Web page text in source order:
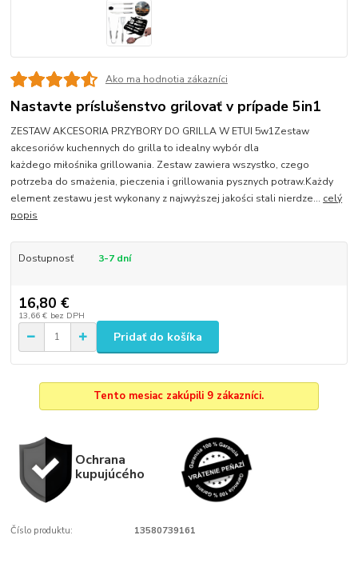
Ako ma hodnotia zákazníci
Nastavte príslušenstvo grilovať v prípade 5in1
ZESTAW AKCESORIA PRZYBORY DO GRILLA W ETUI 5w1Zestaw
akcesoriów kuchennych do grilla to idealny wybór dla
każdego miłośnika grillowania. Zestaw zawiera wszystko, czego
potrzeba do smażenia, pieczenia i grillowania pysznych potraw.Każdy
element zestawu jest wykonany z najwyższej jakości stali nierdze... celý
popis
Dostupnosť 3-7 dní
16,80 €
13,66 € bez DPH
Pridať do košíka
Tento mesiac zakúpili 9 zákazníci.
Ochrana
kupujúcého
Číslo produktu: 13580739161